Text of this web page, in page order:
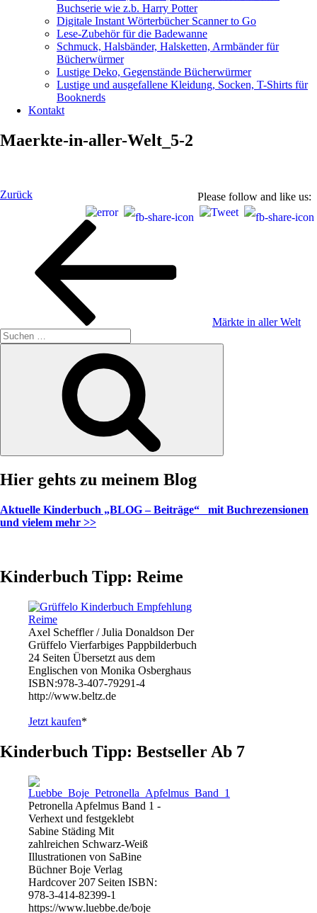
Buchserie wie z.b. Harry Potter
Digitale Instant Wörterbücher Scanner to Go
Lese-Zubehör für die Badewanne
Schmuck, Halsbänder, Halsketten, Armbänder für
Bücherwürmer
Lustige Deko, Gegenstände Bücherwürmer
Lustige und ausgefallene Kleidung, Socken, T-Shirts für
Booknerds
Kontakt
Maerkte-in-aller-Welt_5-2
Please follow and like us:
Beitragsnavigation
Vorheriger
Zurück
Märkte in aller Welt
Suche
nach:
Hier gehts zu meinem Blog
Aktuelle Kinderbuch „BLOG – Beiträge“ mit Buchrezensionen
und vielem mehr >>
Kinderbuch Tipp: Reime
Axel Scheffler / Julia Donaldson Der
Grüffelo Vierfarbiges Pappbilderbuch
24 Seiten Übersetzt aus dem
Englischen von Monika Osberghaus
ISBN:978-3-407-79291-4
http://www.beltz.de
Jetzt kaufen*
Kinderbuch Tipp: Bestseller Ab 7
Petronella Apfelmus Band 1 -
Verhext und festgeklebt
Sabine Städing Mit
zahlreichen Schwarz-Weiß
Illustrationen von SaBine
Büchner Boje Verlag
Hardcover 207 Seiten ISBN:
978-3-414-82399-1
https://www.luebbe.de/boje